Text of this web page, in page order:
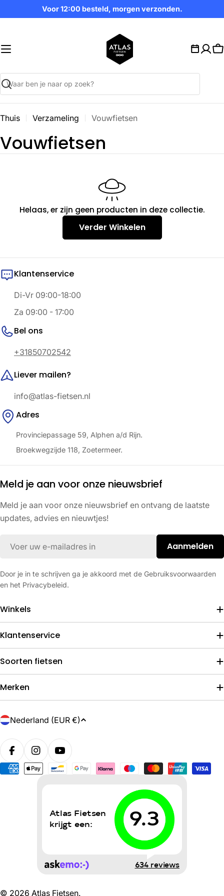
naar
Voor 12:00 besteld, morgen verzonden.
Zoekopdracht
Thuis Verzameling Vouwfietsen
V
e
n
:
Vouwfietsen
Helaas, er zijn geen producten in deze collectie.
Verder Winkelen
Klantenservice
Di-Vr 09:00-18:00
Za 09:00 - 17:00
Bel ons
+31850702542
Liever mailen?
info@atlas-fietsen.nl
Adres
Provinciepassage 59, Alphen a/d Rijn.
Broekwegzijde 118, Zoetermeer.
Meld je aan voor onze nieuwsbrief
Meld je aan voor onze nieuwsbrief en ontvang de laatste
updates, advies en nieuwtjes!
Aanmelden
Door je in te schrijven ga je akkoord met de Gebruiksvoorwaarden
en het Privacybeleid.
Winkels
Klantenservice
Soorten fietsen
Merken
L
n
d
/
Nederland (EUR €)
Betaalmethoden
© 2026 Atlas Fietsen.